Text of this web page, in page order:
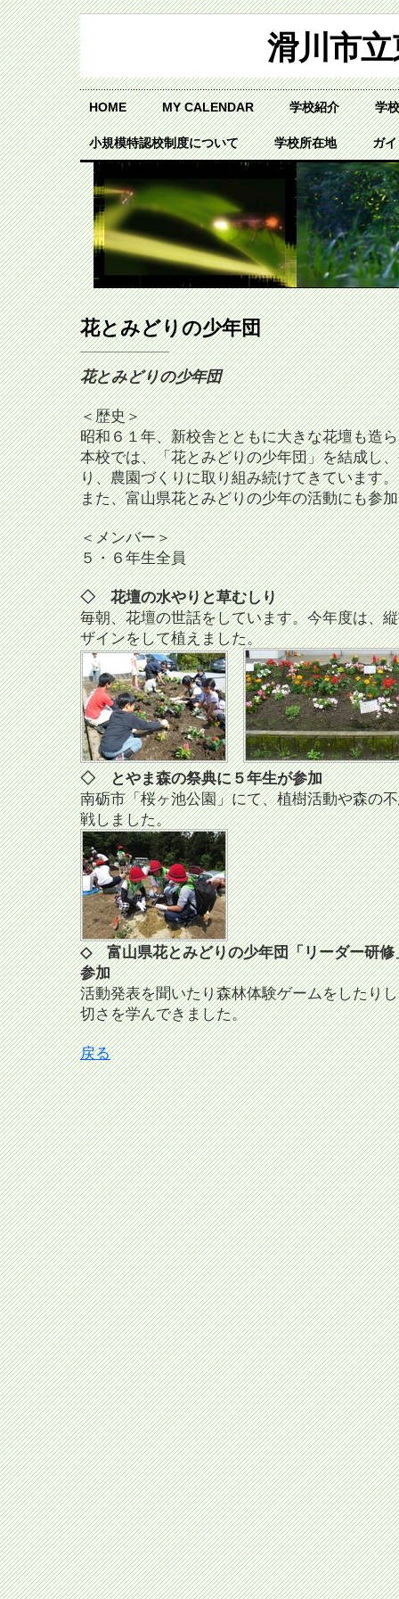
滑川市
HOME MY CALENDAR 学校紹介 学
小規模特認校制度について 学校所在地 ガ
花とみどりの少年団
花とみどりの少年団
＜歴史＞
昭和６１年、新校舎とともに大きな花壇も造
本校では、「花とみどりの少年団」を結成し
り、農園づくりに取り組み続けてきています。
また、富山県花とみどりの少年の活動にも参
＜メンバー＞
５・６年生全員
◇ 花壇の水やりと草むしり
毎朝、花壇の世話をしています。今年度は、
ザインをして植えました。
◇ とやま森の祭典に５年生が参加
南砺市「桜ヶ池公園」にて、植樹活動や森の
戦しました。
◇ 富山県花とみどりの少年団「リーダー研修
参加
活動発表を聞いたり森林体験ゲームをしたり
切さを学んできました。
戻る